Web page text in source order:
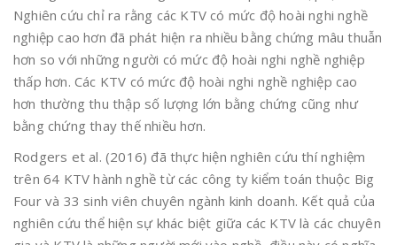
Nghiên cứu chỉ ra rằng các KTV có mức độ hoài nghi nghề
nghiệp cao hơn đã phát hiện ra nhiều bằng chứng mâu thuẫn
hơn so với những người có mức độ hoài nghi nghề nghiệp
thấp hơn. Các KTV có mức độ hoài nghi nghề nghiệp cao
hơn thường thu thập số lượng lớn bằng chứng cũng như
bằng chứng thay thế nhiều hơn.
Rodgers et al. (2016) đã thực hiện nghiên cứu thí nghiệm
trên 64 KTV hành nghề từ các công ty kiểm toán thuộc Big
Four và 33 sinh viên chuyên ngành kinh doanh. Kết quả của
nghiên cứu thể hiện sự khác biệt giữa các KTV là các chuyên